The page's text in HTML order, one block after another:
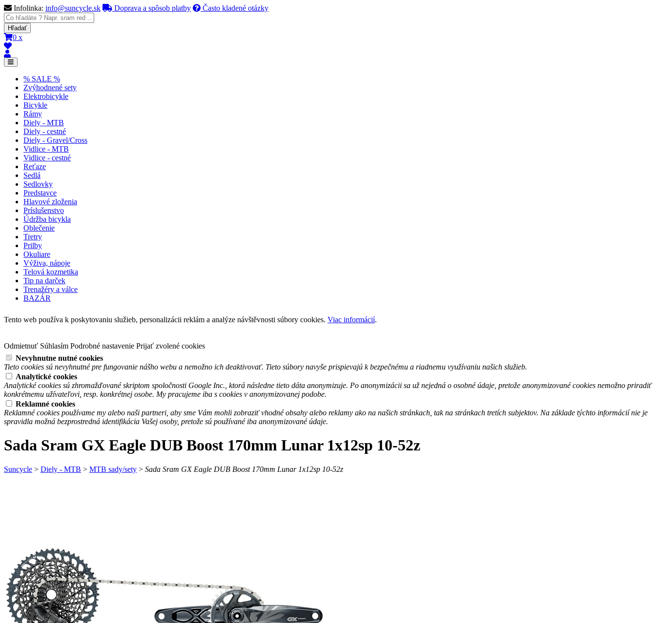
Infolinka: info@suncycle.sk Doprava a spôsob platby Často kladené otázky
0 x
% SALE %
Zvýhodnené sety
Elektrobicykle
Bicykle
Rámy
Diely - MTB
Diely - cestné
Diely - Gravel/Cross
Vidlice - MTB
Vidlice - cestné
Reťaze
Sedlá
Sedlovky
Predstavce
Hlavové zloženia
Príslušenstvo
Údržba bicykla
Oblečenie
Tretry
Prilby
Okuliare
Výživa, nápoje
Telová kozmetika
Tip na darček
Trenažéry a válce
BAZÁR
Tento web používa k poskytovaniu služieb, personalizácii reklám a analýze návštěvnosti súbory cookies. Viac informácií.
Odmietnuť Súhlasím Podrobné nastavenie Prijať zvolené cookies
Nevyhnutne nutné cookies
Tieto cookies sú nevyhnutné pre fungovanie nášho webu a nemožno ich deaktivovať. Tieto súbory navyše prispievajú k bezpečnému a riadnemu využívaniu našich služieb.
Analytické cookies
Analytické cookies sú zhromažďované skriptom spoločnosti Google Inc., ktorá následne tieto dáta anonymizuje. Po anonymizácii sa už nejedná o osobné údaje, pretože anonymizované cookies nemožno priradiť
konkrétnemu užívateľovi, resp. konkrétnej osobe. My pracujeme iba s cookies v anonymizovanej podobe.
Reklamné cookies
Reklamné cookies používame my alebo naši partneri, aby sme Vám mohli zobraziť vhodné obsahy alebo reklamy ako na našich stránkach, tak na stránkach tretích subjektov. Na základe týchto informácií nie je
spravidla možná bezprostredná identifikácia Vašej osoby, pretože sú používané iba anonymizované údaje.
Sada Sram GX Eagle DUB Boost 170mm Lunar 1x12sp 10-52z
Suncycle > Diely - MTB > MTB sady/sety > Sada Sram GX Eagle DUB Boost 170mm Lunar 1x12sp 10-52z